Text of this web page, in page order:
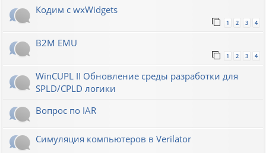
Кодим с wxWidgets
1 2 3 4
B2M EMU
1 2 3 4
WinCUPL II Обновление среды разработки для
SPLD/CPLD логики
Вопрос по IAR
Симуляция компьютеров в Verilator